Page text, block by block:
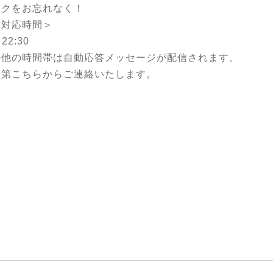
をお忘れなく！
応時間＞
の時間帯は自動応答メッセージが配信されます。
こちらからご連絡いたします。